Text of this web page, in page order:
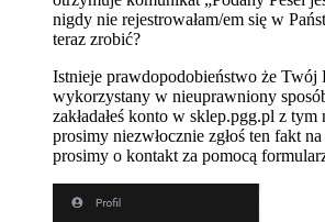
nigdy nie rejestrowałam/em się w
teraz zrobić?
Istnieje prawdopodobieństwo że Twój
wykorzystany w nieuprawniony
zakładałeś konto w sklep.pgg.pl z
prosimy niezwłocznie zgłoś ten fakt
prosimy o kontakt za pomocą